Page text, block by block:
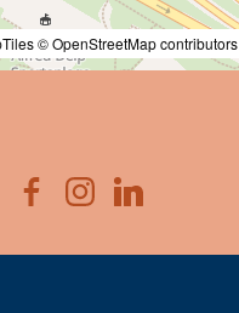
© OpenStreetMap contributors